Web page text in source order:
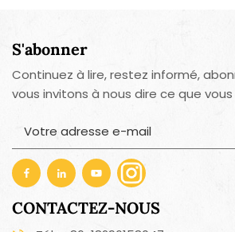
S'abonner
Continuez à lire, restez informé,
vous invitons à nous dire ce que
CONTACTEZ-NOUS